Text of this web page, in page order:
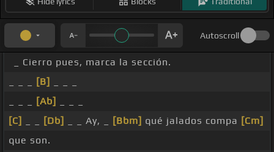
Autoscroll
_ Cierro pues, marca la sección.
[B]
[Ab]
[C]
[Db] _ _ Ay, _ [Bbm] qué jalados compa [Cm]
que son.